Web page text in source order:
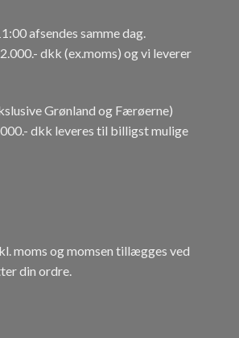
afsendes samme dag.
dkk (ex.moms) og vi leverer
Grønland og Færøerne)
dkk leveres til billigst mulige
moms og momsen tillægges ved
din ordre.